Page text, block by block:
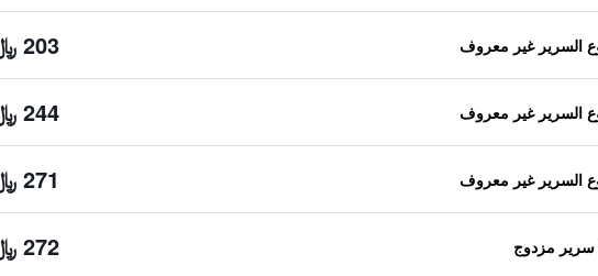
203 ﷼
244 ﷼
271 ﷼
272 ﷼